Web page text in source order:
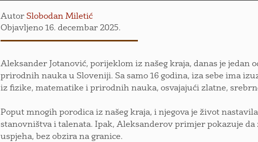
Autor Slobodan Miletić
Objavljeno 16. decembar 2025.
Aleksander Jotanović, porijeklom iz našeg kraja, danas je jedan
prirodnih nauka u Sloveniji. Sa samo 16 godina, iza sebe ima
iz fizike, matematike i prirodnih nauka, osvajajući zlatne,
Poput mnogih porodica iz našeg kraja, i njegova je život
stanovništva i talenata. Ipak, Aleksanderov primjer pokazuje da
uspjeha, bez obzira na granice.